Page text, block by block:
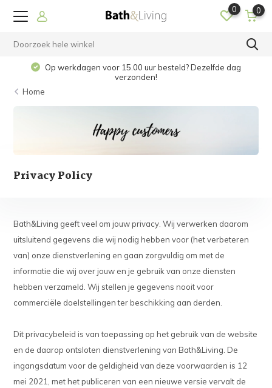
0 0
Op werkdagen voor 15.00 uur besteld? Dezelfde dag
verzonden!
Home
Privacy Policy
Bath&Living geeft veel om jouw privacy. Wij verwerken daarom
uitsluitend gegevens die wij nodig hebben voor (het verbeteren
van) onze dienstverlening en gaan zorgvuldig om met de
informatie die wij over jouw en je gebruik van onze diensten
hebben verzameld. Wij stellen je gegevens nooit voor
commerciële doelstellingen ter beschikking aan derden.
Dit privacybeleid is van toepassing op het gebruik van de website
en de daarop ontsloten dienstverlening van Bath&Living. De
ingangsdatum voor de geldigheid van deze voorwaarden is 12
mei 2021, met het publiceren van een nieuwe versie vervalt de